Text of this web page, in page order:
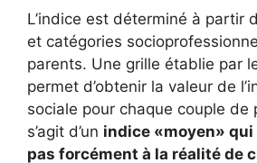
L’indice est déterminé à partir
et catégories
parents. Une grille établie par
permet d’obtenir la valeur de
sociale pour chaque couple de
s’agit d’un indice «moyen»
pas forcément à la réalité de